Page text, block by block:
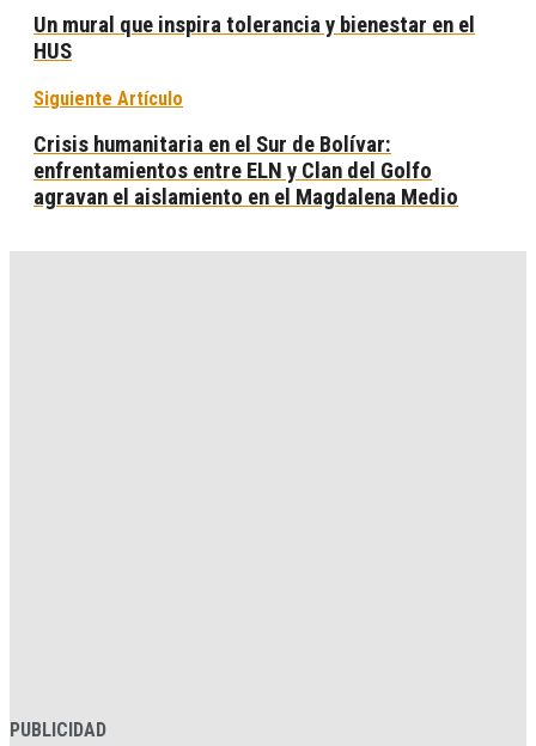
Un mural que inspira tolerancia y bienestar en el
HUS
Siguiente Artículo
Crisis humanitaria en el Sur de Bolívar:
enfrentamientos entre ELN y Clan del Golfo
agravan el aislamiento en el Magdalena Medio
PUBLICIDAD